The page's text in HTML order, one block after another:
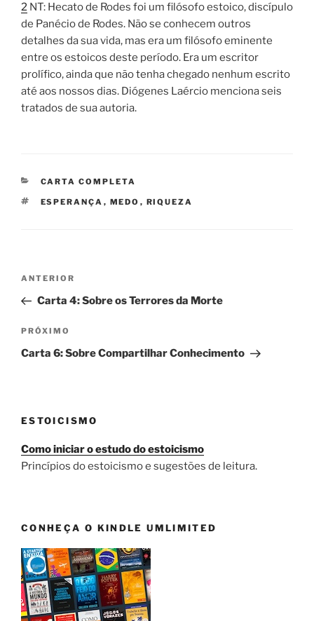
2 NT: Hecato de Rodes foi um filósofo estoico, discípulo
de Panécio de Rodes. Não se conhecem outros
detalhes da sua vida, mas era um filósofo eminente
entre os estoicos deste período. Era um escritor
prolífico, ainda que não tenha chegado nenhum escrito
até aos nossos dias. Diógenes Laércio menciona seis
tratados de sua autoria.
CATEGORIAS
CARTA COMPLETA
TAGS
ESPERANÇA , MEDO , RIQUEZA
Navegação
Post
Post
anterior
ANTERIOR
Carta 4: Sobre os Terrores da Morte
Próximo
post
PRÓXIMO
Carta 6: Sobre Compartilhar Conhecimento
ESTOICISMO
Como iniciar o estudo do estoicismo
Princípios do estoicismo e sugestões de leitura.
CONHEÇA O KINDLE UMLIMITED